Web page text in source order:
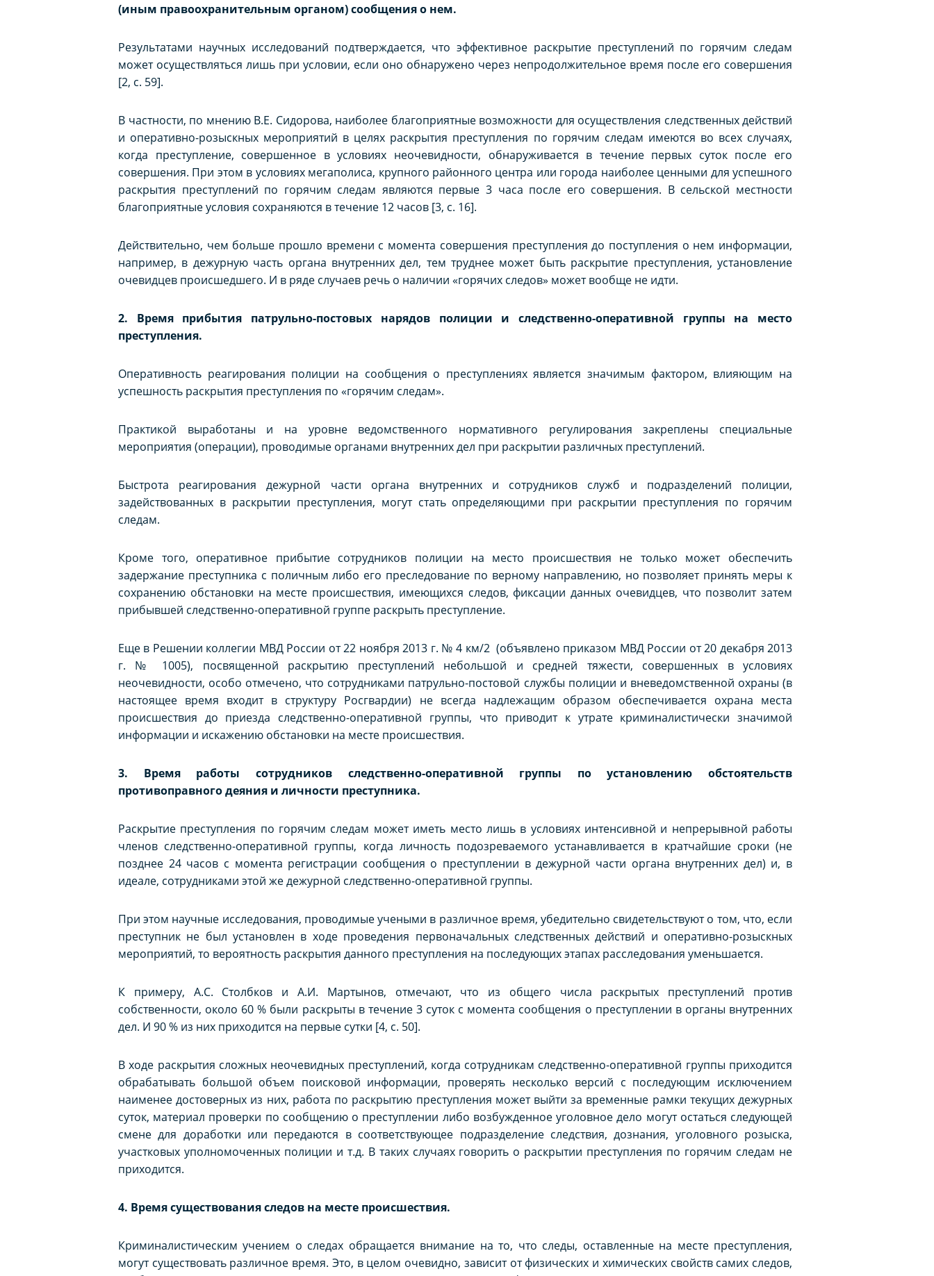
(иным правоохранительным органом) сообщения о нем.
Результатами научных исследований подтверждается, что эффективное раскрытие преступлений по горячим следам
может осуществляться лишь при условии, если оно обнаружено через непродолжительное время после его совершения
[2, с. 59].
В частности, по мнению В.Е. Сидорова, наиболее благоприятные возможности для осуществления следственных действий
и оперативно-розыскных мероприятий в целях раскрытия преступления по горячим следам имеются во всех случаях,
когда преступление, совершенное в условиях неочевидности, обнаруживается в течение первых суток после его
совершения. При этом в условиях мегаполиса, крупного районного центра или города наиболее ценными для успешного
раскрытия преступлений по горячим следам являются первые 3 часа после его совершения. В сельской местности
благоприятные условия сохраняются в течение 12 часов [3, с. 16].
Действительно, чем больше прошло времени с момента совершения преступления до поступления о нем информации,
например, в дежурную часть органа внутренних дел, тем труднее может быть раскрытие преступления, установление
очевидцев происшедшего. И в ряде случаев речь о наличии «горячих следов» может вообще не идти.
2. Время прибытия патрульно-постовых нарядов полиции и следственно-оперативной группы на место
преступления.
Оперативность реагирования полиции на сообщения о преступлениях является значимым фактором, влияющим на
успешность раскрытия преступления по «горячим следам».
Практикой выработаны и на уровне ведомственного нормативного регулирования закреплены специальные
мероприятия (операции), проводимые органами внутренних дел при раскрытии различных преступлений.
Быстрота реагирования дежурной части органа внутренних и сотрудников служб и подразделений полиции,
задействованных в раскрытии преступления, могут стать определяющими при раскрытии преступления по горячим
следам.
Кроме того, оперативное прибытие сотрудников полиции на место происшествия не только может обеспечить
задержание преступника с поличным либо его преследование по верному направлению, но позволяет принять меры к
сохранению обстановки на месте происшествия, имеющихся следов, фиксации данных очевидцев, что позволит затем
прибывшей следственно-оперативной группе раскрыть преступление.
Еще в Решении коллегии МВД России от 22 ноября 2013 г. № 4 км/2 (объявлено приказом МВД России от 20 декабря 2013
г. № 1005), посвященной раскрытию преступлений небольшой и средней тяжести, совершенных в условиях
неочевидности, особо отмечено, что сотрудниками патрульно-постовой службы полиции и вневедомственной охраны (в
настоящее время входит в структуру Росгвардии) не всегда надлежащим образом обеспечивается охрана места
происшествия до приезда следственно-оперативной группы, что приводит к утрате криминалистически значимой
информации и искажению обстановки на месте происшествия.
3. Время работы сотрудников следственно-оперативной группы по установлению обстоятельств
противоправного деяния и личности преступника.
Раскрытие преступления по горячим следам может иметь место лишь в условиях интенсивной и непрерывной работы
членов следственно-оперативной группы, когда личность подозреваемого устанавливается в кратчайшие сроки (не
позднее 24 часов с момента регистрации сообщения о преступлении в дежурной части органа внутренних дел) и, в
идеале, сотрудниками этой же дежурной следственно-оперативной группы.
При этом научные исследования, проводимые учеными в различное время, убедительно свидетельствуют о том, что, если
преступник не был установлен в ходе проведения первоначальных следственных действий и оперативно-розыскных
мероприятий, то вероятность раскрытия данного преступления на последующих этапах расследования уменьшается.
К примеру, А.С. Столбков и А.И. Мартынов, отмечают, что из общего числа раскрытых преступлений против
собственности, около 60 % были раскрыты в течение 3 суток с момента сообщения о преступлении в органы внутренних
дел. И 90 % из них приходится на первые сутки [4, с. 50].
В ходе раскрытия сложных неочевидных преступлений, когда сотрудникам следственно-оперативной группы приходится
обрабатывать большой объем поисковой информации, проверять несколько версий с последующим исключением
наименее достоверных из них, работа по раскрытию преступления может выйти за временные рамки текущих дежурных
суток, материал проверки по сообщению о преступлении либо возбужденное уголовное дело могут остаться следующей
смене для доработки или передаются в соответствующее подразделение следствия, дознания, уголовного розыска,
участковых уполномоченных полиции и т.д. В таких случаях говорить о раскрытии преступления по горячим следам не
приходится.
4. Время существования следов на месте происшествия.
Криминалистическим учением о следах обращается внимание на то, что следы, оставленные на месте преступления,
могут существовать различное время. Это, в целом очевидно, зависит от физических и химических свойств самих следов,